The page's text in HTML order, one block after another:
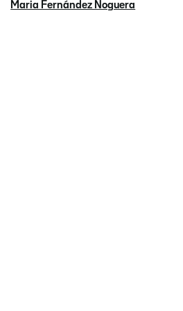
Maria Fernández Noguera